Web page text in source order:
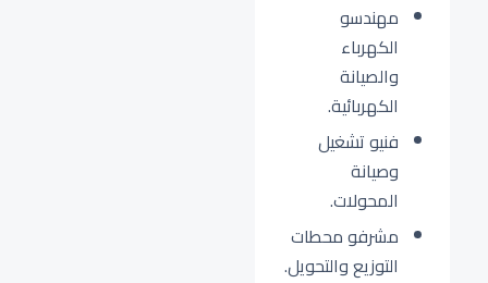
مهندسو
الكهرباء
والصيانة
الكهربائية.
فنيو تشغيل
وصيانة
المحولات.
مشرفو محطات
التوزيع والتحويل.